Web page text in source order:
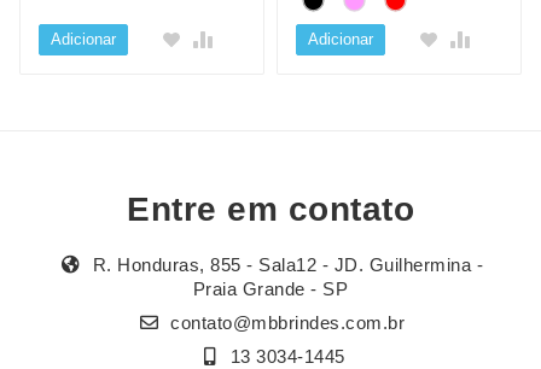
Adicionar Adicionar
Entre em contato
R. Honduras, 855 - Sala12 - JD. Guilhermina -
Praia Grande - SP
contato@mbbrindes.com.br
13 3034-1445